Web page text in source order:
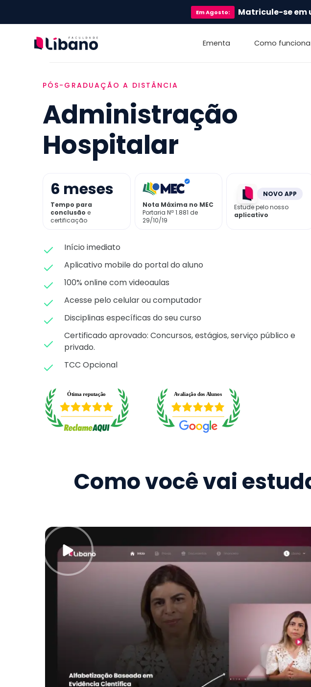
EmAgosto: Matricule-se em
Ementa Como funciona
PÓS-GRADUAÇÃO A DISTÂNCIA
Administração
Hospitalar
6 meses
Tempo para
conclusão e
certificação
Nota Máxima no MEC
Portaria Nª 1.881 de
29/10/19
NOVO APP
Estude pelo nosso
aplicativo
Início imediato
Aplicativo mobile do portal do aluno
100% online com videoaulas
Acesse pelo celular ou computador
Disciplinas específicas do seu curso
Certificado aprovado: Concursos, estágios, serviço público e
privado.
TCC Opcional
Como você vai